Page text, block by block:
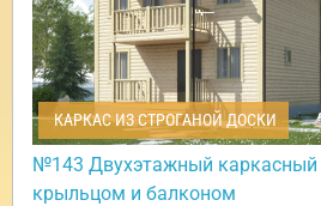
КАРКАС ИЗ СТРОГАНОЙ ДОСКИ
№143 Двухэтажный каркасный
крыльцом и балконом